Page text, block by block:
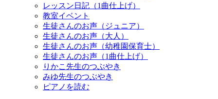
レッスン日記（1曲仕上げ）
教室イベント
生徒さんのお声（ジュニア）
生徒さんのお声（大人）
生徒さんのお声（幼稚園保育士）
生徒さんのお声（1曲仕上げ）
りかこ先生のつぶやき
みゆ先生のつぶやき
ピアノを読む